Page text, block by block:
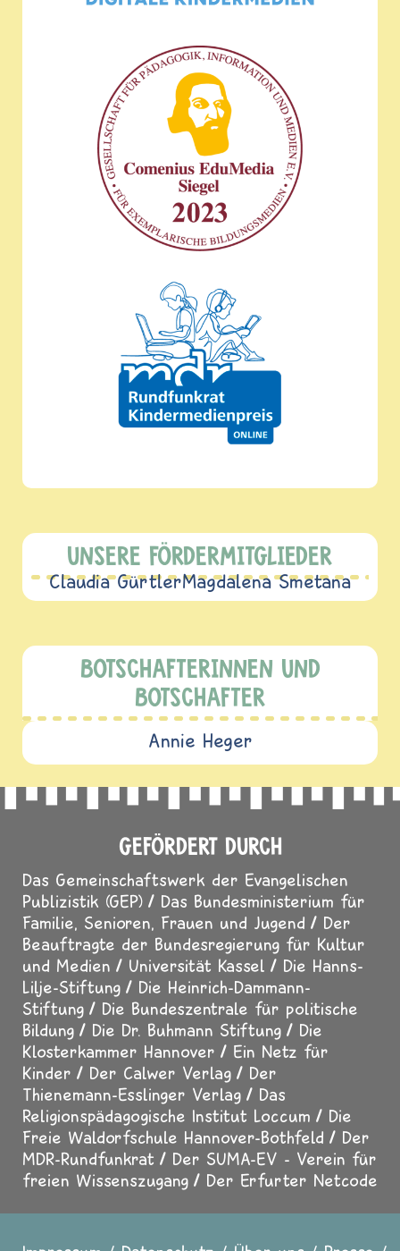
UNSERE FÖRDERMITGLIEDER
Claudia GürtlerMagdalena Smetana
BOTSCHAFTERINNEN UND
BOTSCHAFTER
Annie Heger
GEFÖRDERT DURCH
Das Gemeinschaftswerk der Evangelischen
Publizistik (GEP)
Das Bundesministerium für
Familie, Senioren, Frauen und Jugend
Der
Beauftragte der Bundesregierung für Kultur
und Medien
Universität Kassel
Die Hanns-
Lilje-Stiftung
Die Heinrich-Dammann-
Stiftung
Die Bundeszentrale für politische
Bildung
Die Dr. Buhmann Stiftung
Die
Klosterkammer Hannover
Ein Netz für
Kinder
Der Calwer Verlag
Der
Thienemann-Esslinger Verlag
Das
Religionspädagogische Institut Loccum
Die
Freie Waldorfschule Hannover-Bothfeld
Der
MDR-Rundfunkrat
Der SUMA-EV - Verein für
freien Wissenszugang
Der Erfurter Netcode